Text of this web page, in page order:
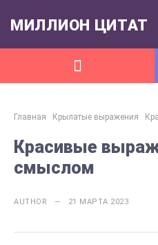
МИЛЛИОН ЦИТАТ
Главная Крылатые выражения
Красивые
смыслом
AUTHOR — 21 МАРТА 2023